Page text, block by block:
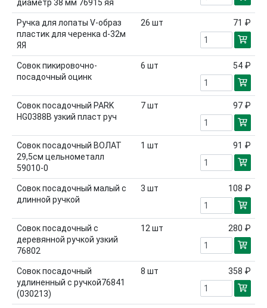
диаметр 38 мм 76915 яя
Ручка для лопаты V-образ
пластик для черенка d-32м
ЯЯ
26 шт 71 ₽
Совок пикировочно-
посадочный оцинк
6 шт 54 ₽
Совок посадочный PARK
HG0388В узкий пласт руч
7шт 97 ₽
Совок посадочный ВОЛАТ
29,5см цельнометалл
59010-0
1 шт 91 ₽
Совок посадочный малый с
длинной ручкой
3 шт 108 ₽
Совок посадочный с
деревянной ручкой узкий
76802
12 шт 280 ₽
Совок посадочный
удлиненный с ручкой76841
(030213)
8 шт 358 ₽